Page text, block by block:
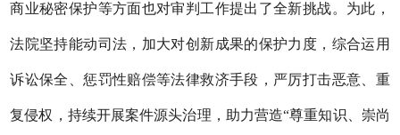
商业秘密保护等方面也对审判工作提出了全新挑战。为此，
法院坚持能动司法，加大对创新成果的保护力度，综合运用
诉讼保全、惩罚性赔偿等法律救济手段，严厉打击恶意、重
复侵权，持续开展案件源头治理，助力营造“尊重知识、崇尚